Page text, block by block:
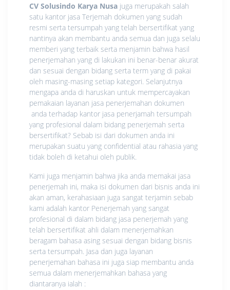
CV Solusindo Karya Nusa juga merupakah salah
satu kantor jasa Terjemah dokumen yang sudah
resmi serta tersumpah yang telah bersertifikat yang
nantinya akan membantu anda semua dan juga selalu
memberi yang terbaik serta menjamin bahwa hasil
penerjemahan yang di lakukan ini benar-benar akurat
dan sesuai dengan bidang serta term yang di pakai
oleh masing-masing setiap kategori. Selanjutnya
mengapa anda di haruskan untuk mempercayakan
pemakaian layanan jasa penerjemahan dokumen
anda terhadap kantor jasa penerjamah tersumpah
yang profesional dalam bidang penerjemah serta
bersertifikat? Sebab isi dari dokumen anda ini
merupakan suatu yang confidential atau rahasia yang
tidak boleh di ketahui oleh publik.
Kami juga menjamin bahwa jika anda memakai jasa
penerjemah ini, maka isi dokumen dari bisnis anda ini
akan aman, kerahasiaan juga sangat terjamin sebab
kami adalah kantor Penerjemah yang sangat
profesional di dalam bidang jasa penerjemah yang
telah bersertifikat ahli dalam menerjemahkan
beragam bahasa asing sesuai dengan bidang bisnis
serta tersumpah. Jasa dan juga layanan
penerjemahan bahasa ini juga siap membantu anda
semua dalam menerjemahkan bahasa yang
diantaranya ialah :